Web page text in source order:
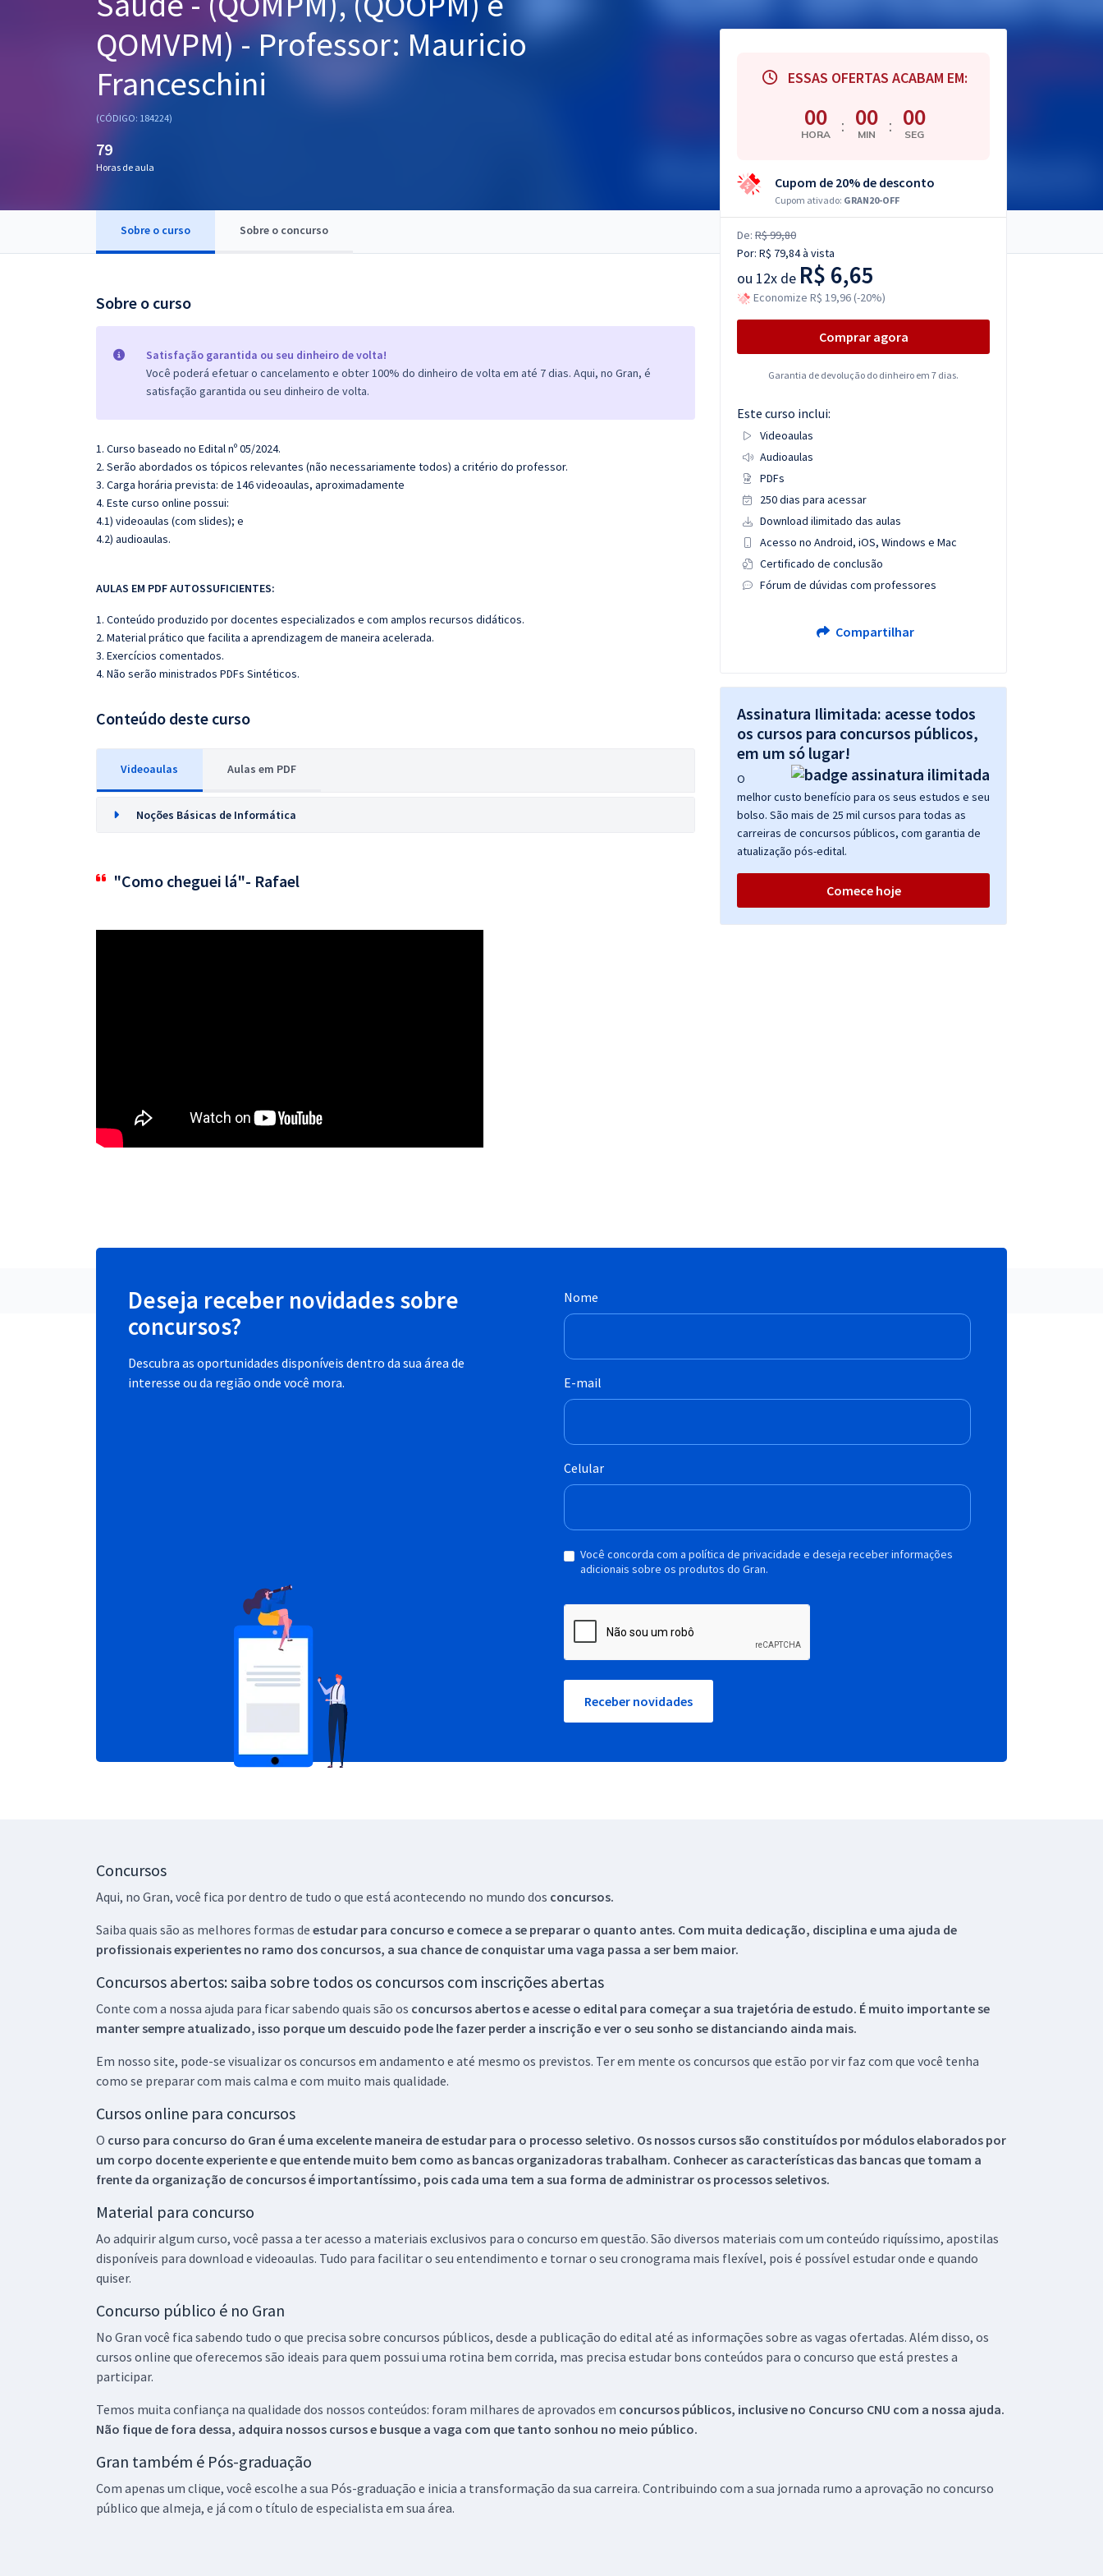
Questões grátis
QOMVPM) - Professor: Mauricio
Franceschini
(CÓDIGO: 184224)
79
Horas de aula
Sobre o curso Sobre o concurso
Sobre o curso
Satisfação garantida ou seu dinheiro de volta!
Você poderá efetuar o cancelamento e obter 100% do dinheiro de volta em até 7 dias. Aqui, no Gran, é
satisfação garantida ou seu dinheiro de volta.
1. Curso baseado no Edital nº 05/2024.
2. Serão abordados os tópicos relevantes (não necessariamente todos) a critério do professor.
3. Carga horária prevista: de 146 videoaulas, aproximadamente
4. Este curso online possui:
4.1) videoaulas (com slides); e
4.2) audioaulas.
AULAS EM PDF AUTOSSUFICIENTES:
1. Conteúdo produzido por docentes especializados e com amplos recursos didáticos.
2. Material prático que facilita a aprendizagem de maneira acelerada.
3. Exercícios comentados.
4. Não serão ministrados PDFs Sintéticos.
Conteúdo deste curso
Videoaulas Aulas em PDF
Noções Básicas de Informática
"Como cheguei lá"- Rafael
ESSAS OFERTAS ACABAM EM:
00
HORA : 00
MIN : 00
SEG
Cupom de 20% de desconto
Cupom ativado: GRAN20-OFF
De: R$ 99,80
Por: R$ 79,84à vista
ou 12x de R$ 6,65
Economize R$ 19,96 (-20%)
Comprar agora
Garantia de devolução do dinheiro em 7 dias.
Este curso inclui:
Videoaulas
Audioaulas
PDFs
250 dias para acessar
Download ilimitado das aulas
Acesso no Android, iOS, Windows e Mac
Certificado de conclusão
Fórum de dúvidas com professores
Compartilhar
Assinatura Ilimitada: acesse todos
os cursos para concursos públicos,
em um só lugar!
O
melhor custo benefício para os seus estudos e seu
bolso. São mais de 25 mil cursos para todas as
carreiras de concursos públicos, com garantia de
atualização pós-edital.
Comece hoje
Deseja receber novidades sobre
concursos?
Descubra as oportunidades disponíveis dentro da sua área de
interesse ou da região onde você mora.
Nome
E-mail
Celular
Você concorda com a política de privacidade e deseja receber informações
adicionais sobre os produtos do Gran.
Receber novidades
Concursos
Aqui, no Gran, você fica por dentro de tudo o que está acontecendo no mundo dos concursos.
Saiba quais são as melhores formas de estudar para concurso e comece a se preparar o quanto antes. Com muita dedicação, disciplina e uma ajuda de
profissionais experientes no ramo dos concursos, a sua chance de conquistar uma vaga passa a ser bem maior.
Concursos abertos: saiba sobre todos os concursos com inscrições abertas
Conte com a nossa ajuda para ficar sabendo quais são os concursos abertos e acesse o edital para começar a sua trajetória de estudo. É muito importante se
manter sempre atualizado, isso porque um descuido pode lhe fazer perder a inscrição e ver o seu sonho se distanciando ainda mais.
Em nosso site, pode-se visualizar os concursos em andamento e até mesmo os previstos. Ter em mente os concursos que estão por vir faz com que você tenha
como se preparar com mais calma e com muito mais qualidade.
Cursos online para concursos
O curso para concurso do Gran é uma excelente maneira de estudar para o processo seletivo. Os nossos cursos são constituídos por módulos elaborados por
um corpo docente experiente e que entende muito bem como as bancas organizadoras trabalham. Conhecer as características das bancas que tomam a
frente da organização de concursos é importantíssimo, pois cada uma tem a sua forma de administrar os processos seletivos.
Material para concurso
Ao adquirir algum curso, você passa a ter acesso a materiais exclusivos para o concurso em questão. São diversos materiais com um conteúdo riquíssimo, apostilas
disponíveis para download e videoaulas. Tudo para facilitar o seu entendimento e tornar o seu cronograma mais flexível, pois é possível estudar onde e quando
quiser.
Concurso público é no Gran
No Gran você fica sabendo tudo o que precisa sobre concursos públicos, desde a publicação do edital até as informações sobre as vagas ofertadas. Além disso, os
cursos online que oferecemos são ideais para quem possui uma rotina bem corrida, mas precisa estudar bons conteúdos para o concurso que está prestes a
participar.
Temos muita confiança na qualidade dos nossos conteúdos: foram milhares de aprovados em concursos públicos, inclusive no Concurso CNU com a nossa ajuda.
Não fique de fora dessa, adquira nossos cursos e busque a vaga com que tanto sonhou no meio público.
Gran também é Pós-graduação
Com apenas um clique, você escolhe a sua Pós-graduação e inicia a transformação da sua carreira. Contribuindo com a sua jornada rumo a aprovação no concurso
público que almeja, e já com o título de especialista em sua área.